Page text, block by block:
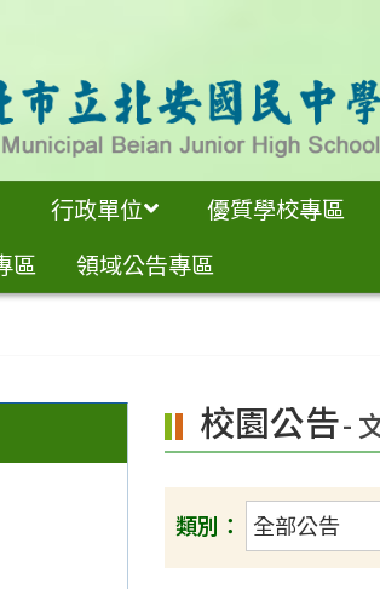
行政單位 優質學校專區
區
領域公告專區
校園公告-
類別：